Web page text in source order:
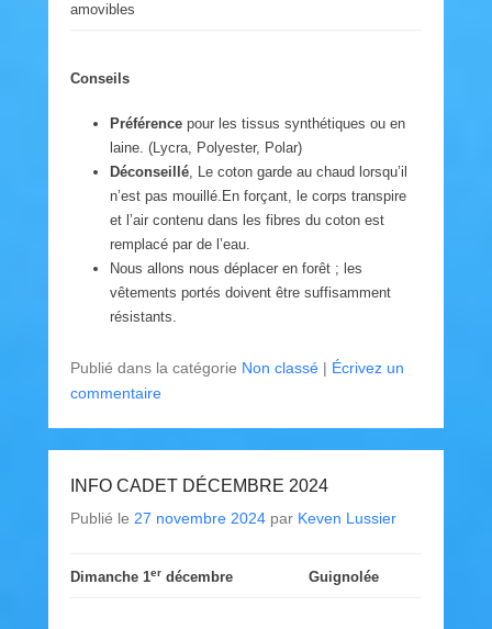
amovibles
Conseils
Préférence pour les tissus synthétiques ou en
laine. (Lycra, Polyester, Polar)
Déconseillé, Le coton garde au chaud lorsqu’il
n’est pas mouillé.En forçant, le corps transpire
et l’air contenu dans les fibres du coton est
remplacé par de l’eau.
Nous allons nous déplacer en forêt ; les
vêtements portés doivent être suffisamment
résistants.
Publié dans la catégorie Non classé | Écrivez un
commentaire
INFO CADET DÉCEMBRE 2024
Publié le 27 novembre 2024 par Keven Lussier
Dimanche 1er décembre Guignolée